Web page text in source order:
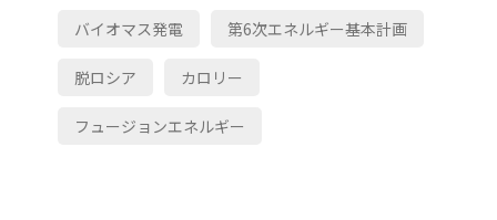
バイオマス発電 第6次エネルギー基本計画
脱ロシア カロリー
フュージョンエネルギー